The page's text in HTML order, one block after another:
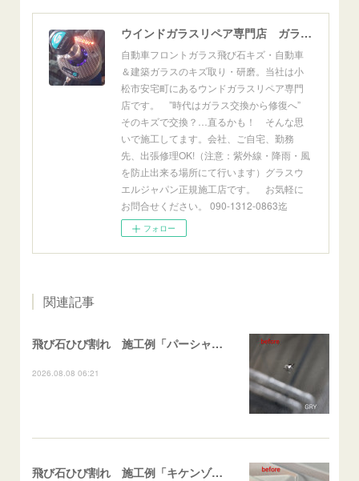
ウインドガラスリペア専門店 ガラスリペア・ヨシダ グラスウェルドジャパン 正規施工店 小松市
自動車フロントガラス飛び石キズ・自動車
＆建築ガラスのキズ取り・研磨。当社は小
松市安宅町にあるウンドガラスリペア専門
店です。 ”時代はガラス交換から修復へ”
そのキズで交換？…直るかも！ そんな思
いで施工してます。会社、ご自宅、勤務
先、出張修理OK!（注意：紫外線・降雨・風
を防止出来る場所にて行います）グラスウ
エルジャパン正規施工店です。 お気軽に
お問合せください。 090-1312-0863迄
フォロー
関連記事
飛び石ひび割れ 施工例「パーシャル系・衝撃点範囲ハマカケ」エスティマ
2026.08.08 06:21
飛び石ひび割れ 施工例「キケンゾーン範囲・ストレートブレイク」フェアレディＺ